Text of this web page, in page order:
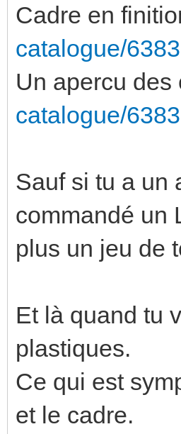
Cadre en
catalogue/
Un apercu des
catalogue/
Sauf si tu a un
commandé un
plus un jeu de
Et là quand tu
plastiques.
Ce qui est
et le cadre.